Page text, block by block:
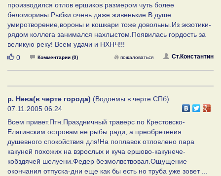
производился отлов ершиков размером чуть более
беломорины.Рыбки очень даже живенькие.В душе
умиротворение,вороны и кошкари тоже довольны.Из экзотики-
рядом коллега занимался нахлыстом.Появилась гордость за
великую реку! Всем удачи и НХНЧ!!!
Нравится
0 Комментарии (0) Ст.Константин
пожаловаться
р. Нева(в черте города) (Водоемы в черте СПб)
07.11.2005 06:24
Всем привет.Птн.Праздничный траверс по Крестовско-
Елагинским островам не рыбы ради, а преобретения
душевного спокойствия для!На поплавок отловлено пара
какуней похожих на взрослых и куча ершово-какунече-
кобздячей шелуени.Федер безмолвствовал.Ощущение
окончания отпуска-дни еще как бы есть но труба уже зовет ...